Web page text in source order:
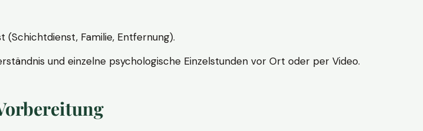
(Schichtdienst, Familie, Entfernung).
und einzelne psychologische Einzelstunden vor Ort oder per Video.